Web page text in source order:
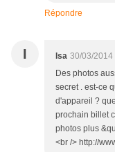
Répondre
I Isa 30/03/2014
Des photos
secret . est-ce
d'appareil ?
prochain billet
photos plus
<br /> http://